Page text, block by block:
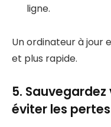
ligne.
Un ordinateur à jour
et plus rapide.
5.
éviter les pertes